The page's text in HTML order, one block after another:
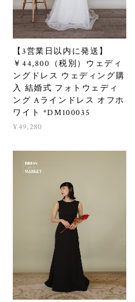
【3営業日以内に発送】
￥44,800（税別）ウェディ
ングドレス ウェディング購
入 結婚式 フォトウェディ
ング Aラインドレス オフホ
ワイト *DM100035
¥49,280